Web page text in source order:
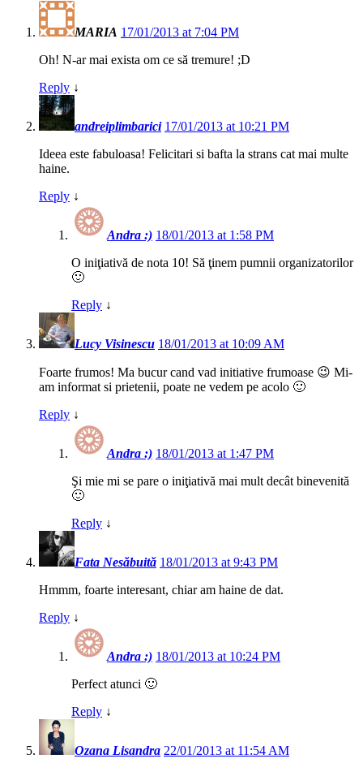
MARIA 17/01/2013 at 7:04 PM
Oh! N-ar mai exista om ce să tremure! ;D
Reply ↓
andreiplimbarici 17/01/2013 at 10:21 PM
Ideea este fabuloasa! Felicitari si bafta la strans cat mai multe
haine.
Reply ↓
Andra :) 18/01/2013 at 1:58 PM
O iniţiativă de nota 10! Să ţinem pumnii organizatorilor
🙂
Reply ↓
Lucy Visinescu 18/01/2013 at 10:09 AM
Foarte frumos! Ma bucur cand vad initiative frumoase 😉 Mi-
am informat si prietenii, poate ne vedem pe acolo 🙂
Reply ↓
Andra :) 18/01/2013 at 1:47 PM
Şi mie mi se pare o iniţiativă mai mult decât binevenită
🙂
Reply ↓
Fata Nesăbuită 18/01/2013 at 9:43 PM
Hmmm, foarte interesant, chiar am haine de dat.
Reply ↓
Andra :) 18/01/2013 at 10:24 PM
Perfect atunci 🙂
Reply ↓
Ozana Lisandra 22/01/2013 at 11:54 AM